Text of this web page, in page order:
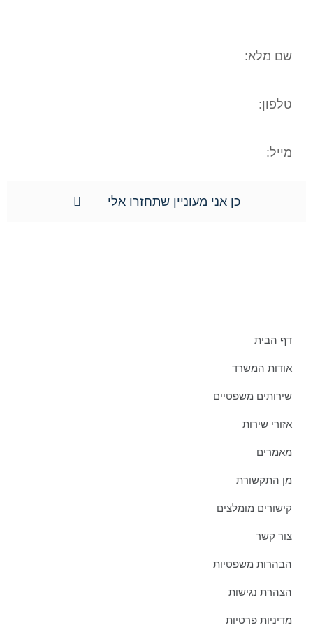
כן אני מעוניין שתחזרו אלי
דף הבית
אודות המשרד
שירותים משפטיים
אזורי שירות
מאמרים
מן התקשורת
קישורים מומלצים
צור קשר
הבהרות משפטיות
הצהרת נגישות
מדיניות פרטיות